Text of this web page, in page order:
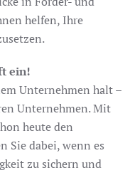
helfen, Ihre
ein!
Unternehmen halt –
Unternehmen. Mit
heute den
Sie dabei, wenn es
zu sichern und